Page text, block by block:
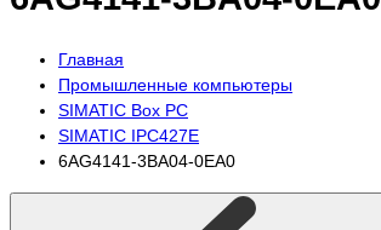
Главная
Промышленные компьютеры
SIMATIC Box PC
SIMATIC IPC427E
6AG4141-3BA04-0EA0